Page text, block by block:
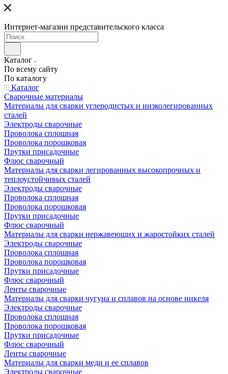
Интернет-магазин представительского класса
Каталог
По всему сайту
По каталогу
Каталог
Сварочные материалы
Материалы для сварки углеродистых и низколегированных
сталей
Электроды сварочные
Проволока сплошная
Проволока порошковая
Прутки присадочные
Флюс сварочный
Материалы для сварки легированных высокопрочных и
теплоустойчивых сталей
Электроды сварочные
Проволока сплошная
Проволока порошковая
Прутки присадочные
Флюс сварочный
Материалы для сварки нержавеющих и жаростойких сталей
Электроды сварочные
Проволока сплошная
Проволока порошковая
Прутки присадочные
Флюс сварочный
Ленты сварочные
Материалы для сварки чугуна и сплавов на основе никеля
Электроды сварочные
Проволока сплошная
Проволока порошковая
Прутки присадочные
Флюс сварочный
Ленты сварочные
Материалы для сварки меди и ее сплавов
Электроды сварочные